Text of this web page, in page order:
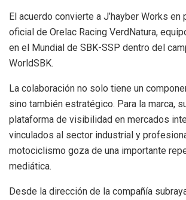
El acuerdo convierte a J’hayber Works en
oficial de Orelac Racing VerdNatura,
en el Mundial de SBK-SSP dentro del
WorldSBK.
La colaboración no solo tiene un
sino también estratégico. Para la marca,
plataforma de visibilidad en mercados
vinculados al sector industrial y
motociclismo goza de una importante
mediática.
Desde la dirección de la compañía